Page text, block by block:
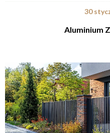
30
Aluminium